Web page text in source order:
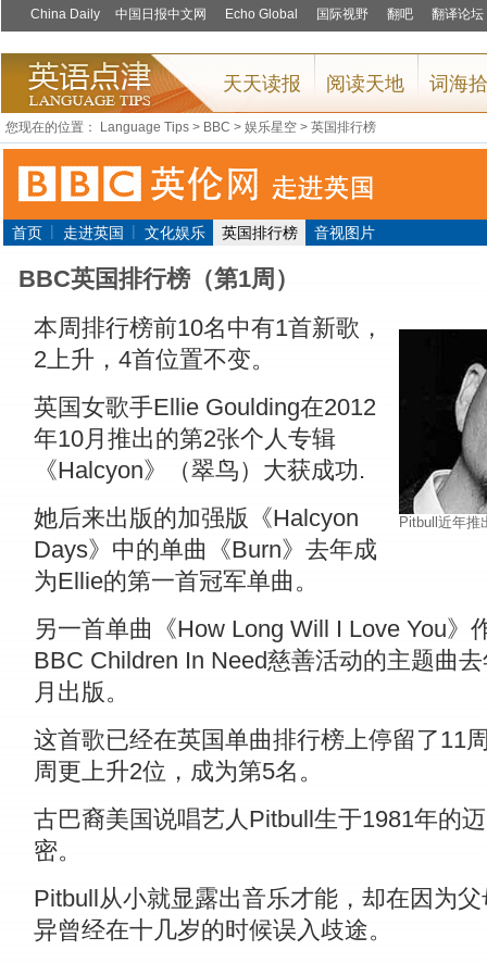
您现在的位置： Language Tips > BBC > 娱乐星空 > 英国排行榜
首页 | 走进英国 | 文化娱乐 英国排行榜 音视图片
BBC英国排行榜（第1周）
Pitbull近年推
本周排行榜前10名中有1首新歌，
2上升，4首位置不变。
英国女歌手Ellie Goulding在2012
年10月推出的第2张个人专辑
《Halcyon》（翠鸟）大获成功.
她后来出版的加强版《Halcyon
Days》中的单曲《Burn》去年成
为Ellie的第一首冠军单曲。
另一首单曲《How Long Will I Love You》
BBC Children In Need慈善活动的主题曲
月出版。
这首歌已经在英国单曲排行榜上停留了11
周更上升2位，成为第5名。
古巴裔美国说唱艺人Pitbull生于1981年的
密。
Pitbull从小就显露出音乐才能，却在因为
异曾经在十几岁的时候误入歧途。